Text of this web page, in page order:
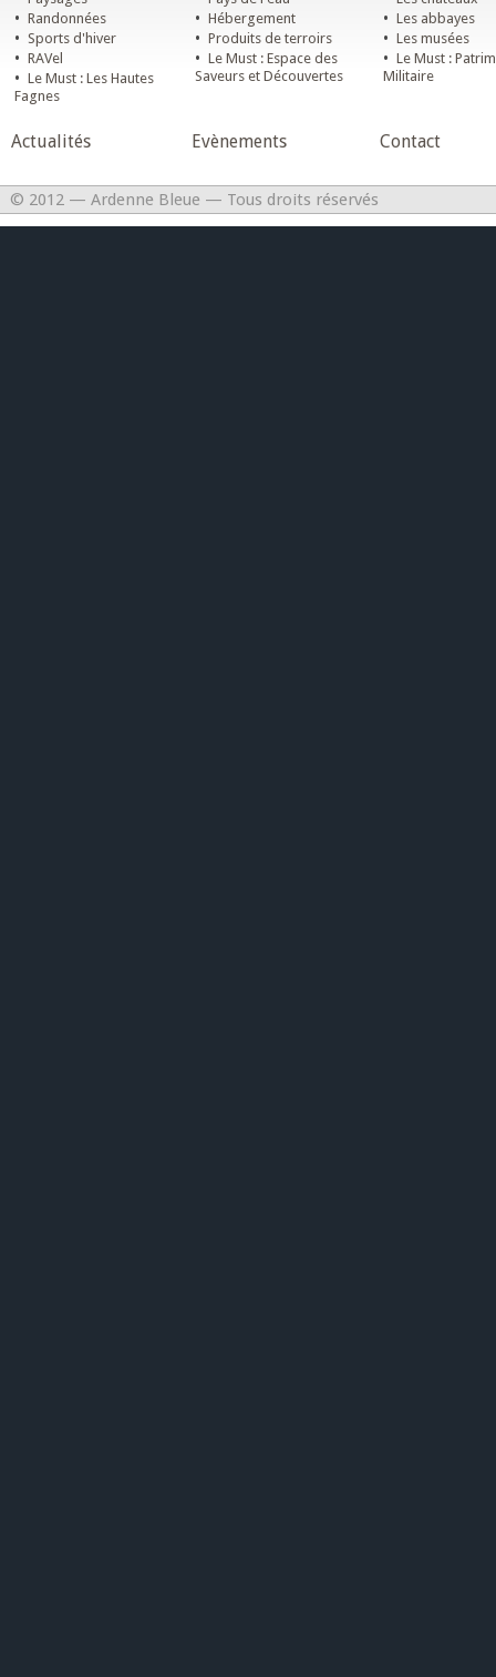
• Randonnées
• Sports d'hiver
• RAVel
• Le Must : Les Hautes
Fagnes
• Hébergement
• Produits de terroirs
• Le Must : Espace des
Saveurs et Découvertes
• Les abbayes
• Les musées
• Le Must :
Militaire
Actualités Evènements Contact
© 2012 — Ardenne Bleue — Tous droits réservés